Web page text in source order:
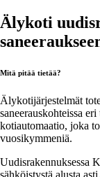
Älykoti
Mitä pitää tietää?
Älykotijärjestelmät
saneerauskohteissa
kotiautomaatio, joka
vuosikymmeniä.
Uudisrakennuksessa